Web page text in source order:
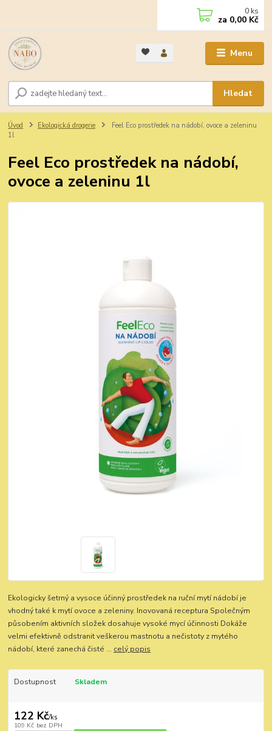
Menu
Hledat
0 ks
za 0,00 Kč
Úvod Ekologická drogerie
Feel Eco prostředek na nádobí, ovoce a zeleninu
1l
Feel Eco prostředek na nádobí,
ovoce a zeleninu 1l
Ekologicky šetrný a vysoce účinný prostředek na ruční mytí nádobí je
vhodný také k mytí ovoce a zeleniny. Inovovaná receptura Společným
působením aktivních složek dosahuje vysoké mycí účinnosti Dokáže
velmi efektivně odstranit veškerou mastnotu a nečistoty z mytého
nádobí, které zanechá čisté ... celý popis
Dostupnost Skladem
122 Kč/ks
109 Kč bez DPH